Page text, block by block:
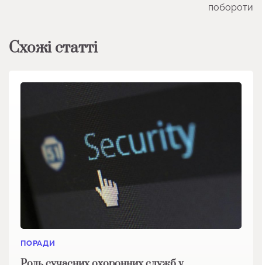
побороти
Схожі статті
ПОРАДИ